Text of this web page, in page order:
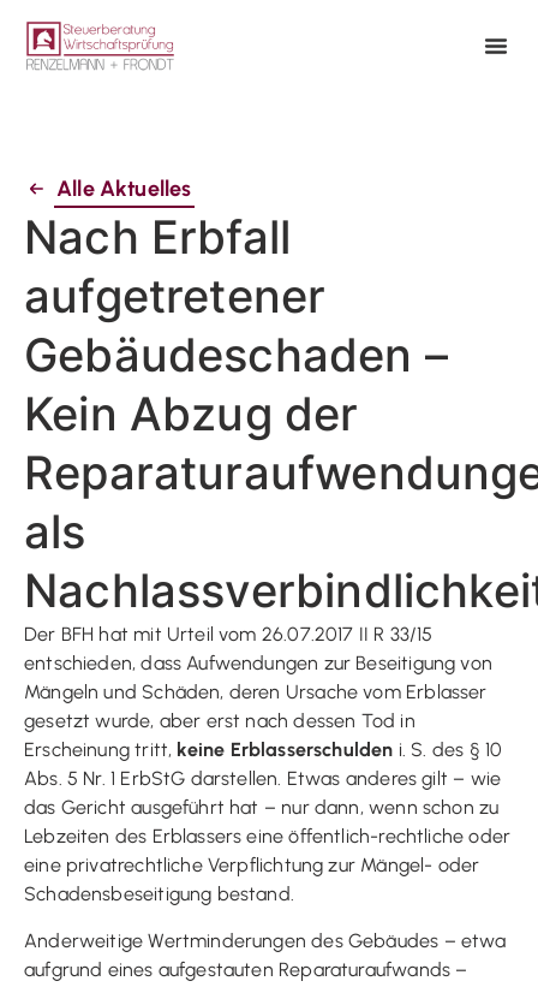
Alle Aktuelles
Nach Erbfall
aufgetretener
Gebäudeschaden –
Kein Abzug der
als
Der BFH hat mit Urteil vom 26.07.2017 II R 33/15
entschieden, dass Aufwendungen zur Beseitigung von
Mängeln und Schäden, deren Ursache vom Erblasser
gesetzt wurde, aber erst nach dessen Tod in
Erscheinung tritt, keine Erblasserschulden i. S. des § 10
Abs. 5 Nr. 1 ErbStG darstellen. Etwas anderes gilt – wie
das Gericht ausgeführt hat – nur dann, wenn schon zu
Lebzeiten des Erblassers eine öffentlich-rechtliche oder
eine privatrechtliche Verpflichtung zur Mängel- oder
Schadensbeseitigung bestand.
Anderweitige Wertminderungen des Gebäudes – etwa
aufgrund eines aufgestauten Reparaturaufwands –